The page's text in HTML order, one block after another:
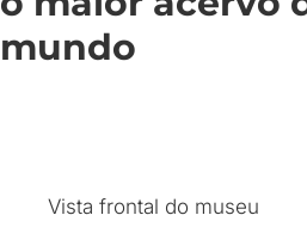
mundo
Vista frontal do museu